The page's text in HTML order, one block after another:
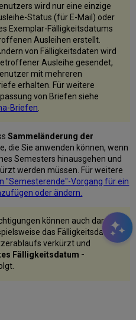
wird nur eine einzige
Status (für E-Mail) oder
Exemplar-Fälligkeitsdatums
Ausleihen erstellt.
von Fälligkeitsdaten wird
Ausleihe gesendet,
mit mehreren
erhalten. Für weitere
von Briefen siehe
Briefen
Sammeländerung der
die Sie anwenden können, wenn
Semesters hinausgehen und
werden müssen. Für weitere
"Semesterende"-Vorgang für ein
oder ändern.
können auch dann
das Fälligkeitsdatum
verkürzt und
Fälligkeitsdatum -